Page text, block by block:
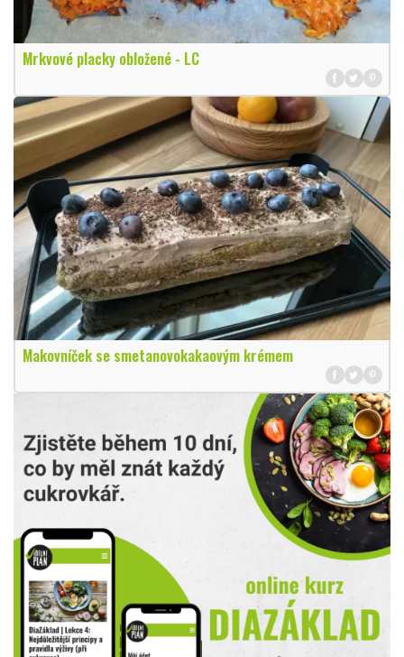
Mrkvové placky obložené - LC
Makovníček se smetanovokakaovým krémem